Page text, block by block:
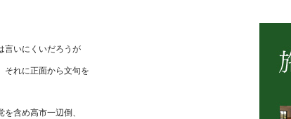
言いにくいだろうが
それに正面から文句を
含め高市一辺倒、